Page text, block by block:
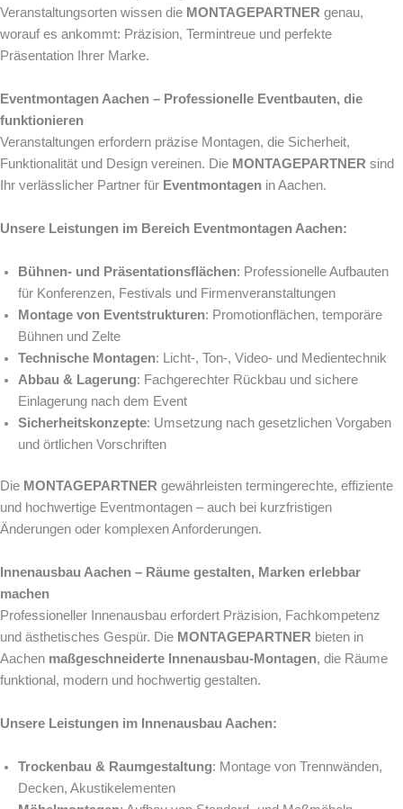
Veranstaltungsorten wissen die MONTAGEPARTNER genau,
worauf es ankommt: Präzision, Termintreue und perfekte
Präsentation Ihrer Marke.
Eventmontagen Aachen – Professionelle Eventbauten, die
funktionieren
Veranstaltungen erfordern präzise Montagen, die Sicherheit,
Funktionalität und Design vereinen. Die MONTAGEPARTNER sind
Ihr verlässlicher Partner für Eventmontagen in Aachen.
Unsere Leistungen im Bereich Eventmontagen Aachen:
Bühnen- und Präsentationsflächen: Professionelle Aufbauten
für Konferenzen, Festivals und Firmenveranstaltungen
Montage von Eventstrukturen: Promotionflächen, temporäre
Bühnen und Zelte
Technische Montagen: Licht-, Ton-, Video- und Medientechnik
Abbau & Lagerung: Fachgerechter Rückbau und sichere
Einlagerung nach dem Event
Sicherheitskonzepte: Umsetzung nach gesetzlichen Vorgaben
und örtlichen Vorschriften
Die MONTAGEPARTNER gewährleisten termingerechte, effiziente
und hochwertige Eventmontagen – auch bei kurzfristigen
Änderungen oder komplexen Anforderungen.
Innenausbau Aachen – Räume gestalten, Marken erlebbar
machen
Professioneller Innenausbau erfordert Präzision, Fachkompetenz
und ästhetisches Gespür. Die MONTAGEPARTNER bieten in
Aachen maßgeschneiderte Innenausbau-Montagen, die Räume
funktional, modern und hochwertig gestalten.
Unsere Leistungen im Innenausbau Aachen:
Trockenbau & Raumgestaltung: Montage von Trennwänden,
Decken, Akustikelementen